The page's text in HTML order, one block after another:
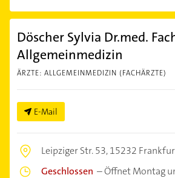
Döscher Sylvia Dr.med.
Allgemeinmedizin
ÄRZTE: ALLGEMEINMEDIZIN (FACHÄRZTE)
E-Mail
Leipziger Str. 53,15232
Geschlossen –Öffnet Montag